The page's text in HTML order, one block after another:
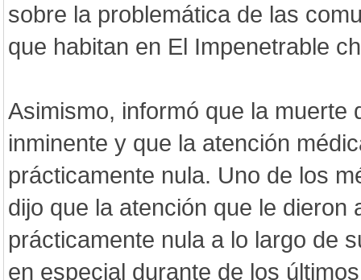
sobre la problemática de las
que habitan en El Impenetrable
Asimismo, informó que la muerte
inminente y que la atención
prácticamente nula. Uno de los
dijo que la atención que le dieron
prácticamente nula a lo largo de
en especial durante de los